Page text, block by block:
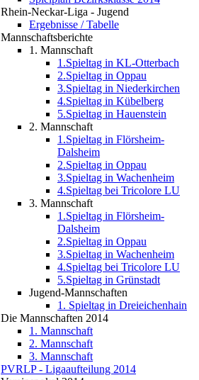
Rhein-Neckar-Liga - Jugend
Ergebnisse / Tabelle
Mannschaftsberichte
1. Mannschaft
1.Spieltag in KL-Otterbach
2.Spieltag in Oppau
3.Spieltag in Niederkirchen
4.Spieltag in Kübelberg
5.Spieltag in Hauenstein
2. Mannschaft
1.Spieltag in Flörsheim-
Dalsheim
2.Spieltag in Oppau
3.Spieltag in Wachenheim
4.Spieltag bei Tricolore LU
3. Mannschaft
1.Spieltag in Flörsheim-
Dalsheim
2.Spieltag in Oppau
3.Spieltag in Wachenheim
4.Spieltag bei Tricolore LU
5.Spieltag in Grünstadt
Jugend-Mannschaften
1. Spieltag in Dreieichenhain
Die Mannschaften 2014
1. Mannschaft
2. Mannschaft
3. Mannschaft
PVRLP - Ligaaufteilung 2014